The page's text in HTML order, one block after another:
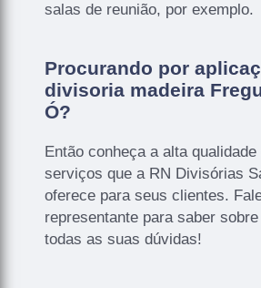
salas de reunião, por exemplo.
Procurando por
divisoria madeira
Ó?
Então conheça a alta
serviços que a RN Divisórias
oferece para seus clientes.
representante para saber
todas as suas dúvidas!